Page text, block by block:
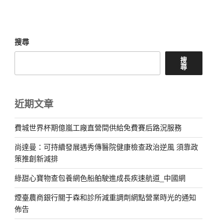
搜尋
搜
尋
近期文章
費城世界杯期億嵐工廠直營間供給免費賽后路況服務
尚達曼：可持續發展遇秀傳醫院健康檢查政治逆風 須靠政
策推創新減排
綠甜心寶物查包養網色船舶駛進成長疾速航道_中國網
煙臺農商銀行關于森和診所減重調劑網點營業時光的通知
佈告